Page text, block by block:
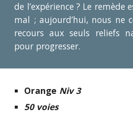
de l’expérience ? Le remède
mal ; aujourd’hui, nous ne
recours aux seuls reliefs
pour progresser.
Orange Niv 3
50 voies